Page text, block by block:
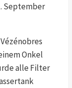
September
Onkel
alle Filter